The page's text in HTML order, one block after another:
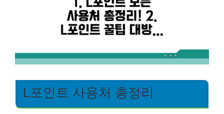
L포인트 사용처 총정리